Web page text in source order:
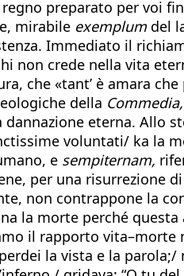
preparato per voi
mirabile exemplumdel
Immediato il
non crede nella vita
che «tant’ è amara
della Commedia,
dannazione eterna. Allo
voluntati/ ka la
e sempiternam,
per una risurrezione
non contrappone la
la morte perché
il rapporto
la vista e la